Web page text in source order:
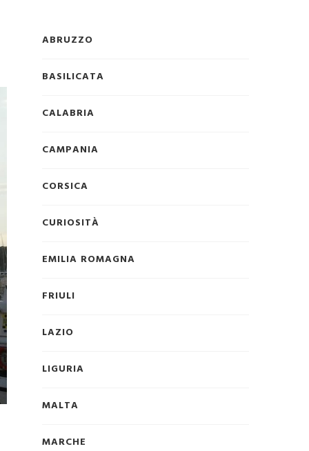
ABRUZZO
BASILICATA
CALABRIA
CAMPANIA
CORSICA
CURIOSITÀ
EMILIA ROMAGNA
FRIULI
LAZIO
LIGURIA
MALTA
MARCHE